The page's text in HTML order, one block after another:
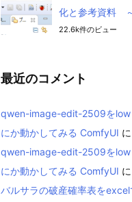
化と参考資料
22.6k件のビュー
最近のコメント
qwen-image-edit-2509をlow
にか動かしてみる ComfyUI に
qwen-image-edit-2509をlow
にか動かしてみる ComfyUI に
バルサラの破産確率表を